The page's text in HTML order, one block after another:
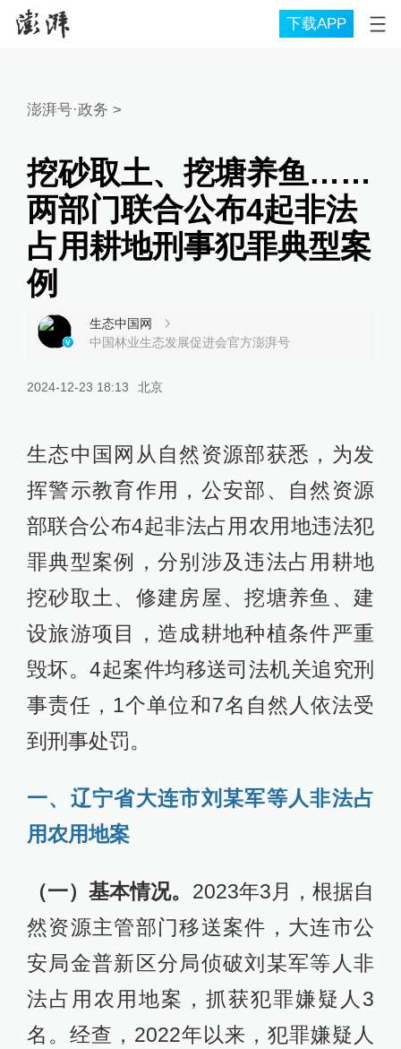
下载APP
澎湃号·政务 >
挖砂取土、挖塘养鱼……
两部门联合公布4起非法
占用耕地刑事犯罪典型案
例
生态中国网
中国林业生态发展促进会官方澎湃号
2024-12-23 18:13 北京
生态中国网从自然资源部获悉，为发
挥警示教育作用，公安部、自然资源
部联合公布4起非法占用农用地违法犯
罪典型案例，分别涉及违法占用耕地
挖砂取土、修建房屋、挖塘养鱼、建
设旅游项目，造成耕地种植条件严重
毁坏。4起案件均移送司法机关追究刑
事责任，1个单位和7名自然人依法受
到刑事处罚。
一、辽宁省大连市刘某军等人非法占
用农用地案
（一）基本情况。 2023年3月，根据自
然资源主管部门移送案件，大连市公
安局金普新区分局侦破刘某军等人非
法占用农用地案，抓获犯罪嫌疑人3
名。经查，2022年以来，犯罪嫌疑人